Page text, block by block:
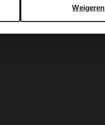
Weigeren